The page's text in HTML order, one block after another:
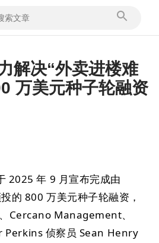
解决“外卖进楼难
万美元种子轮融资
2025 年 9 月宣布完成由
的 800 万美元种子轮融资，
Cercano Management、
Perkins 侦察员 Sean Henry